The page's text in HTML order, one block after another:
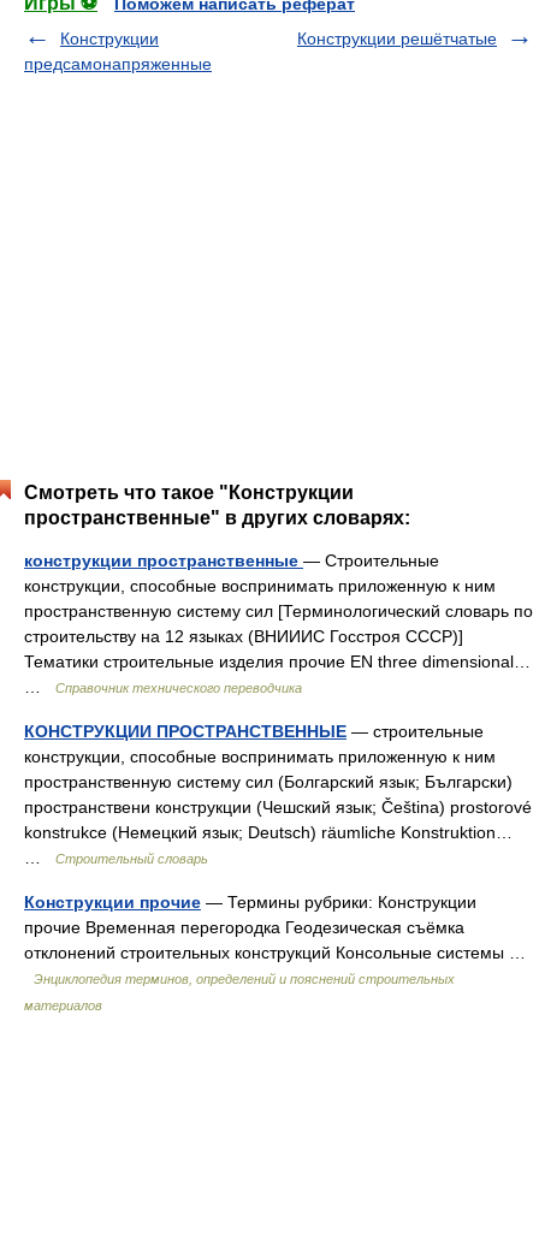
Конструкции
предсамонапряженные
Конструкции решётчатые
Смотреть что такое "Конструкции
пространственные" в других словарях:
конструкции пространственные — Строительные
конструкции, способные воспринимать приложенную к ним
пространственную систему сил [Терминологический словарь по
строительству на 12 языках (ВНИИИС Госстроя СССР)]
Тематики строительные изделия прочие EN three dimensional…
Справочник технического переводчика
КОНСТРУКЦИИ ПРОСТРАНСТВЕННЫЕ — строительные
конструкции, способные воспринимать приложенную к ним
пространственную систему сил (Болгарский язык; Български)
пространствени конструкции (Чешский язык; Čeština) prostorové
konstrukce (Немецкий язык; Deutsch) räumliche Konstruktion…
Строительный словарь
Конструкции прочие — Термины рубрики: Конструкции
прочие Временная перегородка Геодезическая съёмка
отклонений строительных конструкций Консольные системы …
Энциклопедия терминов, определений и пояснений строительных
материалов